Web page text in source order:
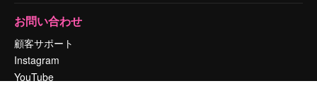
お問い合わせ
顧客サポート
Instagram
YouTube